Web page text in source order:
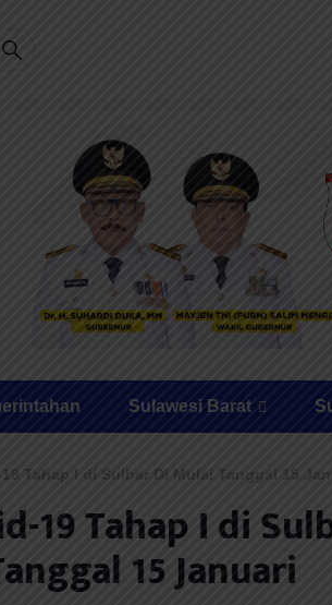
Sulawesi Barat
Tahap I di Sulbar Di Mulai Tanggal 15
19 Tahap I di
15 Januari